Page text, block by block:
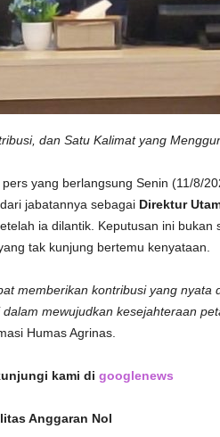
dan Satu Kalimat yang
yang berlangsung Senin (11/8/
jabatannya sebagai Direktur
ia dilantik. Keputusan ini bukan
tak kunjung bertemu kenyataan.
memberikan kontribusi yang nyata
mewujudkan kesejahteraan
Humas Agrinas.
kami di googlenews
Anggaran Nol